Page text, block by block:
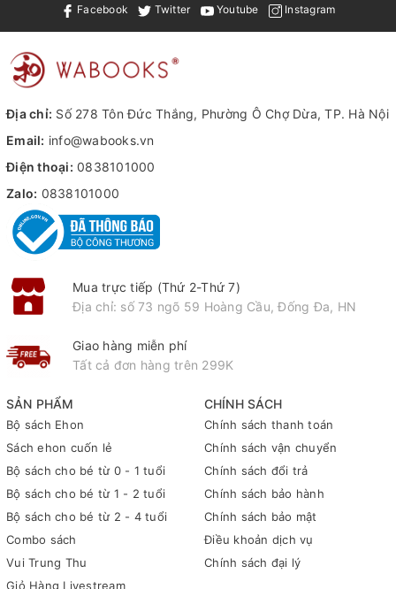
Facebook Twitter Youtube Instagram
SẢN PHẨM
Bộ sách Ehon
Sách ehon cuốn lẻ
Bộ sách cho bé từ 0 - 1 tuổi
Bộ sách cho bé từ 1 - 2 tuổi
Bộ sách cho bé từ 2 - 4 tuổi
Combo sách
Vui Trung Thu
Giỏ Hàng Livestream
CHÍNH SÁCH
Chính sách thanh toán
Chính sách vận chuyển
Chính sách đổi trả
Chính sách bảo hành
Chính sách bảo mật
Điều khoản dịch vụ
Chính sách đại lý
Địa chỉ: Số 278 Tôn Đức Thắng, Phường Ô Chợ Dừa, TP. Hà Nội
Email: info@wabooks.vn
Điện thoại: 0838101000
Zalo: 0838101000
Mua trực tiếp (Thứ 2-Thứ 7)
Địa chỉ: số 73 ngõ 59 Hoàng Cầu, Đống Đa, HN
Giao hàng miễn phí
Tất cả đơn hàng trên 299K